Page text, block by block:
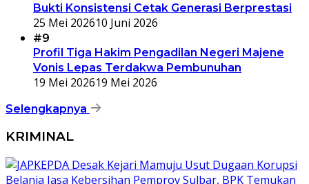
Bukti Konsistensi Cetak Generasi Berprestasi
25 Mei 202610 Juni 2026
#9
Profil Tiga Hakim Pengadilan Negeri Majene
Vonis Lepas Terdakwa Pembunuhan
19 Mei 202619 Mei 2026
Selengkapnya
KRIMINAL